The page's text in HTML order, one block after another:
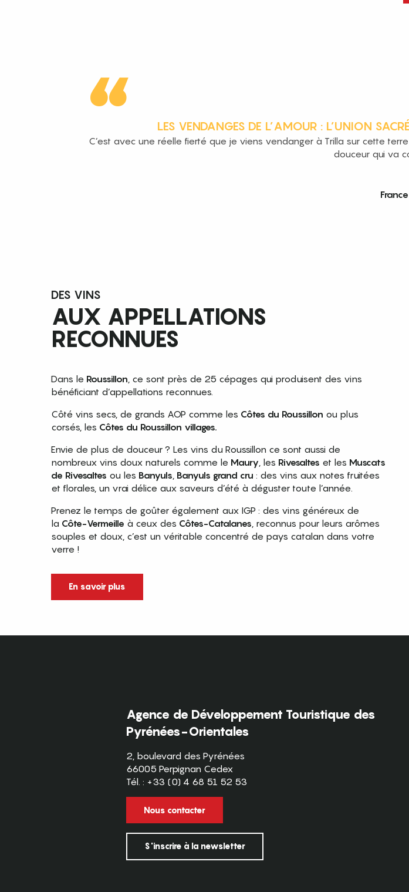
LES VENDANGES DE L’AMOUR : L’UNION
C’est avec une réelle fierté que je viens vendanger à Trilla sur cette
douceur qui va
France
DES VINS
AUX APPELLATIONS
RECONNUES
Dans le Roussillon , ce sont près de 25 cépages qui produisent des vins
bénéficiant d’appellations reconnues.
Côté vins secs, de grands AOP comme les Côtes du Roussillon ou plus
corsés, les Côtes du Roussillon villages.
Envie de plus de douceur ? Les vins du Roussillon ce sont aussi de
nombreux vins doux naturels comme le Maury , les Rivesaltes et les Muscats
de Rivesaltes ou les Banyuls Banyuls grand cru : des vins aux notes fruitées
et florales, un vrai délice aux saveurs d’été à déguster toute l’année.
Prenez le temps de goûter également aux IGP : des vins généreux de
la Côte-Vermeille à ceux des Côtes-Catalanes , reconnus pour leurs arômes
souples et doux, c’est un véritable concentré de pays catalan dans votre
verre !
En savoir plus
Agence de Développement Touristique des
Pyrénées-Orientales
2, boulevard des Pyrénées
66005 Perpignan Cedex
Tél. : +33 (0) 4 68 51 52 53
Nous contacter
S'inscrire à la newsletter